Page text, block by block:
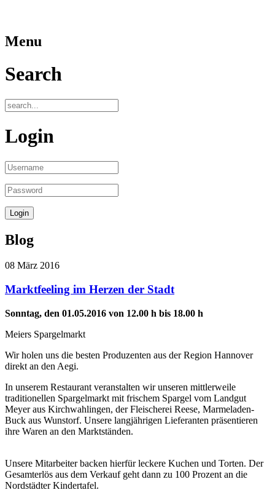
Menu
Search
Login
Blog
08 März 2016
Marktfeeling im Herzen der Stadt
Sonntag, den 01.05.2016 von 12.00 h bis 18.00 h
Meiers Spargelmarkt
Wir holen uns die besten Produzenten aus der Region Hannover
direkt an den Aegi.
In unserem Restaurant veranstalten wir unseren mittlerweile
traditionellen Spargelmarkt mit frischem Spargel vom Landgut
Meyer aus Kirchwahlingen, der Fleischerei Reese, Marmeladen-
Buck aus Wunstorf. Unsere langjährigen Lieferanten präsentieren
ihre Waren an den Marktständen.
Unsere Mitarbeiter backen hierfür leckere Kuchen und Torten. Der
Gesamterlös aus dem Verkauf geht dann zu 100 Prozent an die
Nordstädter Kindertafel.